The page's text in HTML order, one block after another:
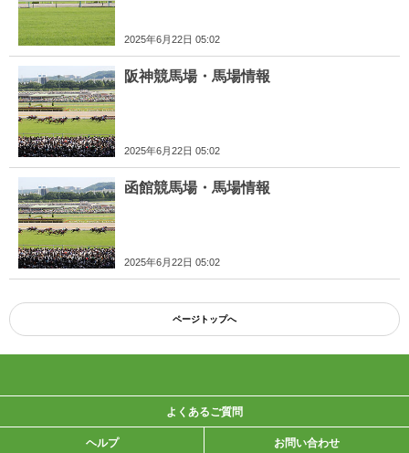
2025年6月22日 05:02
阪神競馬場・馬場情報
2025年6月22日 05:02
函館競馬場・馬場情報
2025年6月22日 05:02
ページトップへ
よくあるご質問
ヘルプ お問い合わせ